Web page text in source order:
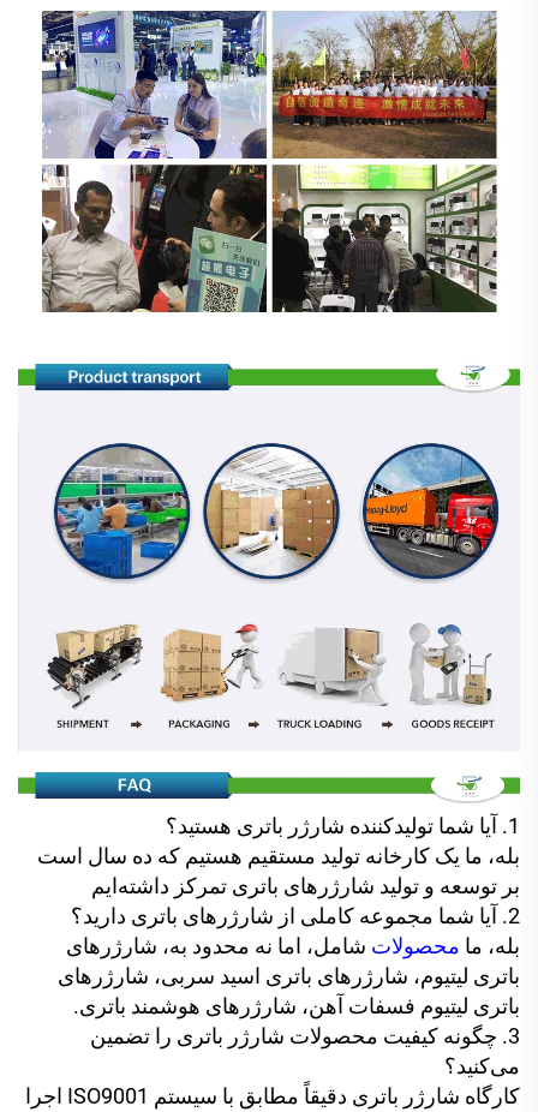
1. آیا شما تولیدکننده شارژر باتری هستید؟
بله، ما یک کارخانه تولید مستقیم هستیم که ده سال است
بر توسعه و تولید شارژرهای باتری تمرکز داشته‌ایم
2. آیا شما مجموعه کاملی از شارژرهای باتری دارید؟
بله، ما محصولات شامل، اما نه محدود به، شارژرهای
باتری لیتیوم، شارژرهای باتری اسید سربی، شارژرهای
باتری لیتیوم فسفات آهن، شارژرهای هوشمند باتری.
3. چگونه کیفیت محصولات شارژر باتری را تضمین
می‌کنید؟
کارگاه شارژر باتری دقیقاً مطابق با سیستم ISO9001 اجرا